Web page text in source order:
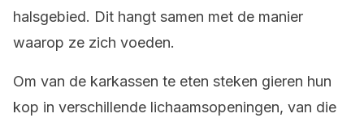
halsgebied. Dit hangt samen met de manier
waarop ze zich voeden.
Om van de karkassen te eten steken gieren hun
kop in verschillende lichaamsopeningen, van die